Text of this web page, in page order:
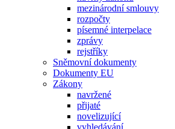
mezinárodní smlouvy
rozpočty
písemné interpelace
zprávy
rejstříky
Sněmovní dokumenty
Dokumenty EU
Zákony
navržené
přijaté
novelizující
vyhledávání